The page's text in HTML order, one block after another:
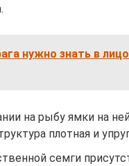
нужно знать в
на рыбу ямки на
плотная и
семги